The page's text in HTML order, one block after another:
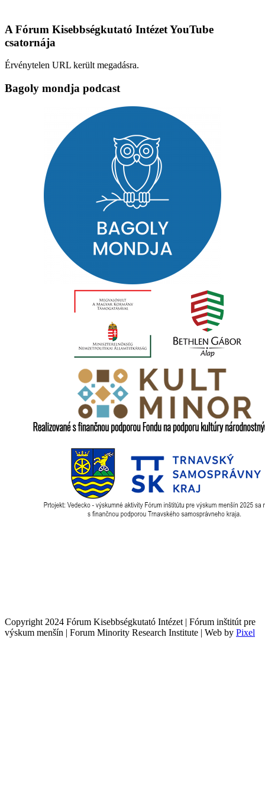
A Fórum Kisebbségkutató Intézet YouTube
csatornája
Érvénytelen URL került megadásra.
Bagoly mondja podcast
Copyright 2024 Fórum Kisebbségkutató Intézet | Fórum inštitút pre
výskum menšín | Forum Minority Research Institute | Web by Pixel